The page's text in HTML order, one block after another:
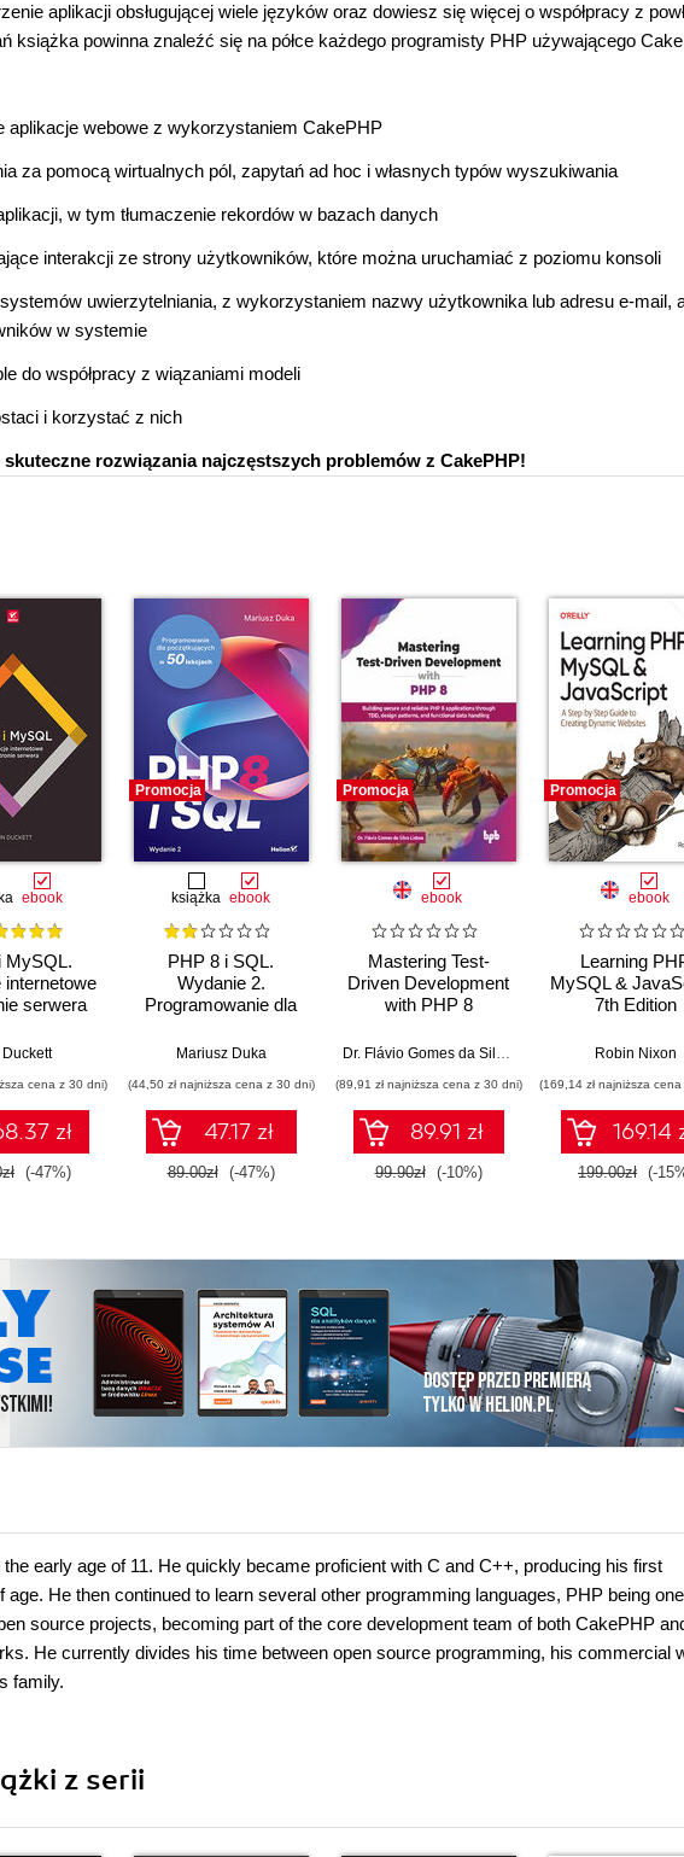
aplikacji obsługującej wiele języków oraz dowiesz się więcej o współpracy z
książka powinna znaleźć się na półce każdego programisty PHP używającego
aplikacje webowe z wykorzystaniem CakePHP
za pomocą wirtualnych pól, zapytań ad hoc i własnych typów wyszukiwania
w tym tłumaczenie rekordów w bazach danych
interakcji ze strony użytkowników, które można uruchamiać z poziomu konsoli
uwierzytelniania, z wykorzystaniem nazwy użytkownika lub adresu e-mail,
w systemie
do współpracy z wiązaniami modeli
i korzystać z nich
rozwiązania najczęstszych problemów z CakePHP!
ebook
MySQL.
internetowe
serwera
cena z 30 dni)
zł
(-47%)
Promocja
książka ebook
PHP 8 i SQL.
Wydanie 2.
Programowanie dla
lekcjach
Mariusz Duka
(44,50 zł najniższa cena z 30 dni)
47.17 zł
89.00zł (-47%)
Promocja
ebook
Mastering Test-
Driven Development
with PHP 8
Dr. Flávio Gomes da Silva Lisboa
(89,91 zł najniższa cena z 30 dni)
89.91 zł
99.90zł (-10%)
Promocja
ebook
Learning
MySQL &
7th Edition
Robin Nixon
(169,14 zł najniższa
169.14
199.00zł (-
early age of 11. He quickly became proficient with C and C++, producing his first
He then continued to learn several other programming languages, PHP being
source projects, becoming part of the core development team of both CakePHP
He currently divides his time between open source programming, his commercial
family.
z serii